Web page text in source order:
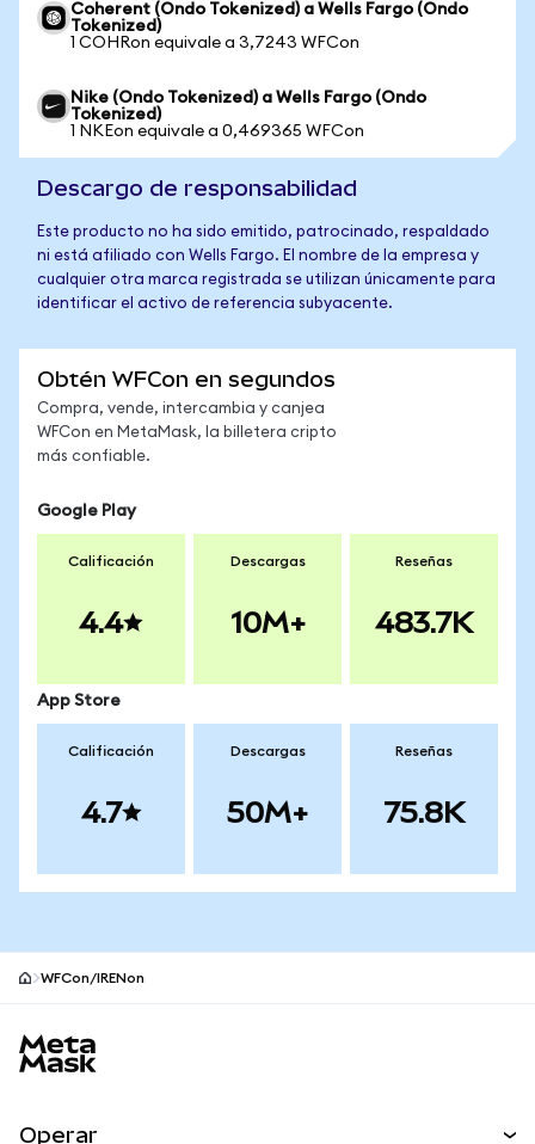
Coherent (Ondo Tokenized) a Wells Fargo (Ondo
Tokenized)
1 COHRon equivale a 3,7243 WFCon
Nike (Ondo Tokenized) a Wells Fargo (Ondo
Tokenized)
1 NKEon equivale a 0,469365 WFCon
Descargo de responsabilidad
Este producto no ha sido emitido, patrocinado, respaldado
ni está afiliado con Wells Fargo. El nombre de la empresa y
cualquier otra marca registrada se utilizan únicamente para
identificar el activo de referencia subyacente.
Obtén WFCon en segundos
Compra, vende, intercambia y canjea
WFCon en MetaMask, la billetera cripto
más confiable.
Google Play
Calificación
4.4
Descargas
10M+
Reseñas
483.7K
App Store
Calificación
4.7
Descargas
50M+
Reseñas
75.8K
WFCon/IRENon
Operar